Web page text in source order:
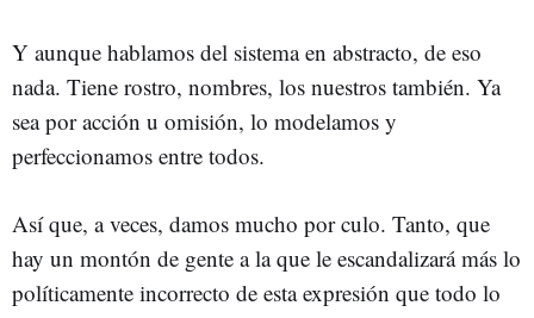
Y aunque hablamos del sistema en abstracto, de eso
nada. Tiene rostro, nombres, los nuestros también. Ya
sea por acción u omisión, lo modelamos y
perfeccionamos entre todos.
Así que, a veces, damos mucho por culo. Tanto, que
hay un montón de gente a la que le escandalizará más lo
políticamente incorrecto de esta expresión que todo lo